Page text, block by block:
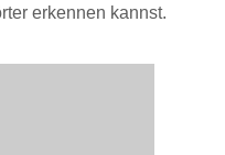
erkennen kannst.